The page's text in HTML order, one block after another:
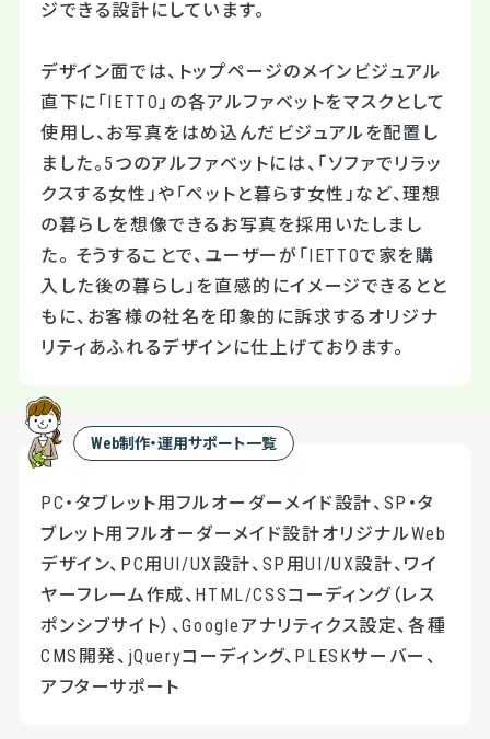
ジできる設計にしています。
デザイン面では、トップページのメインビジュアル
直下に「IETTO」の各アルファベットをマスクとして
使用し、お写真をはめ込んだビジュアルを配置し
ました。5つのアルファベットには、「ソファでリラッ
クスする女性」や「ペットと暮らす女性」など、理想
の暮らしを想像できるお写真を採用いたしまし
た。 そうすることで、ユーザーが「IETTOで家を購
入した後の暮らし」を直感的にイメージできるとと
もに、お客様の社名を印象的に訴求するオリジナ
リティあふれるデザインに仕上げております。
Web制作・運用サポート一覧
PC・タブレット用フルオーダーメイド設計、SP・タ
ブレット用フルオーダーメイド設計オリジナルWeb
デザイン、PC用UI/UX設計、SP用UI/UX設計、ワイ
ヤーフレーム作成、HTML/CSSコーディング（レス
ポンシブサイト）、Googleアナリティクス設定、各種
CMS開発、jQueryコーディング、PLESKサーバー、
アフターサポート